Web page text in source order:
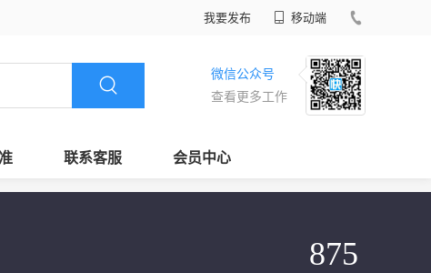
我要发布 移动端
微信公众号
查看更多工作
联系客服 会员中心
875